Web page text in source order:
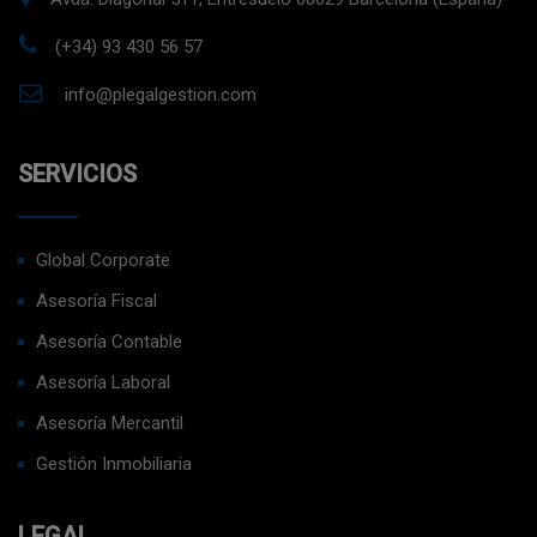
(+34) 93 430 56 57
info@plegalgestion.com
SERVICIOS
Global Corporate
Asesoría Fiscal
Asesoría Contable
Asesoría Laboral
Asesoría Mercantil
Gestión Inmobiliaria